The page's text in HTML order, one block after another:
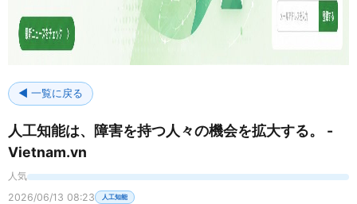
◀ 一覧に戻る
人工知能は、障害を持つ人々の機会を拡大する。 -
Vietnam.vn
人気
2026/06/13 08:23 人工知能